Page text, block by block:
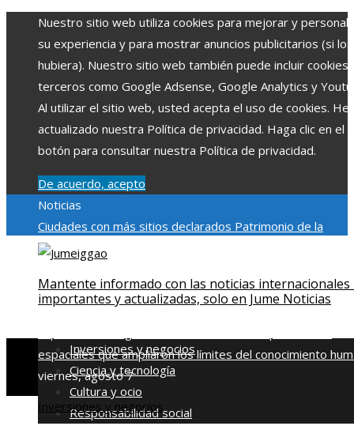
Nuestro sitio web utiliza cookies para mejorar y
su experiencia y para mostrar anuncios publicitarios (si los
hubiera). Nuestro sitio web también puede incluir cookies
terceros como Google Adsense, Google Analytics y
Al utilizar el sitio web, usted acepta el uso de cookies.
actualizado nuestra Política de privacidad. Haga clic en el
botón para consultar nuestra Política de privacidad.
De acuerdo, acepto
Noticias
Ciudades con más sitios declarados Patrimonio de la
Humanidad y su importancia
la inversión productiva y reducir la fragmentación
en Bosnia y Herzegovina
La gran depresión de 1929 y su
espaciales que ampliaron los límites del conocimiento
viernes, agosto 7
Mantente informado con las noticias internacionales
importantes y actualizadas, solo en Jume Noticias
Inversiones y negocios
Ciencia y tecnología
Cultura y ocio
Responsabilidad social
Inversiones y negocios